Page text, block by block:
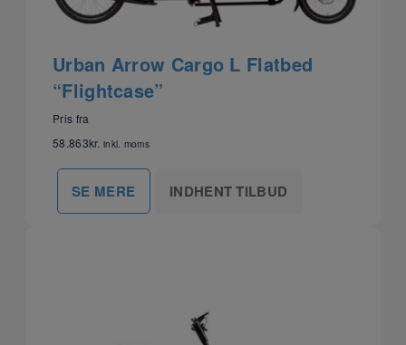
Urban Arrow Cargo L Flatbed
“Flightcase”
Pris fra
58.863kr. inkl. moms
SE MERE INDHENT TILBUD